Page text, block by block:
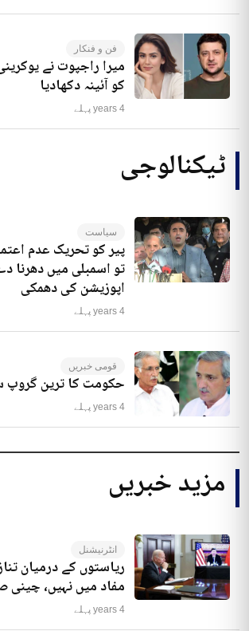
فن و فنکار
میرا راجپوت نے
کو آئینہ دکھادیا
4 years پہلے
ٹیکنالوجی
سیاست
پیر کو تحریک عدم
تو اسمبلی میں دھرنا
اپوزیشن کی دھمکی
4 years پہلے
قومی خبریں
حکومت کا ترین گروپ
4 years پہلے
مزید خبریں
انٹرنیشنل
ریاستوں کے درمیان
مفاد میں نہیں، چینی
4 years پہلے